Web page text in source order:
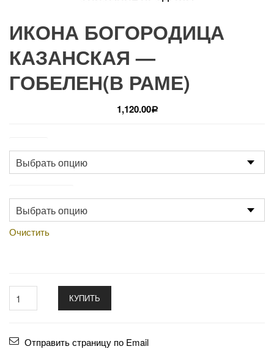
ИКОНА БОГОРОДИЦА
КАЗАНСКАЯ —
ГОБЕЛЕН(В РАМЕ)
1,120.00Р
Очистить
КУПИТЬ
Отправить страницу по Email